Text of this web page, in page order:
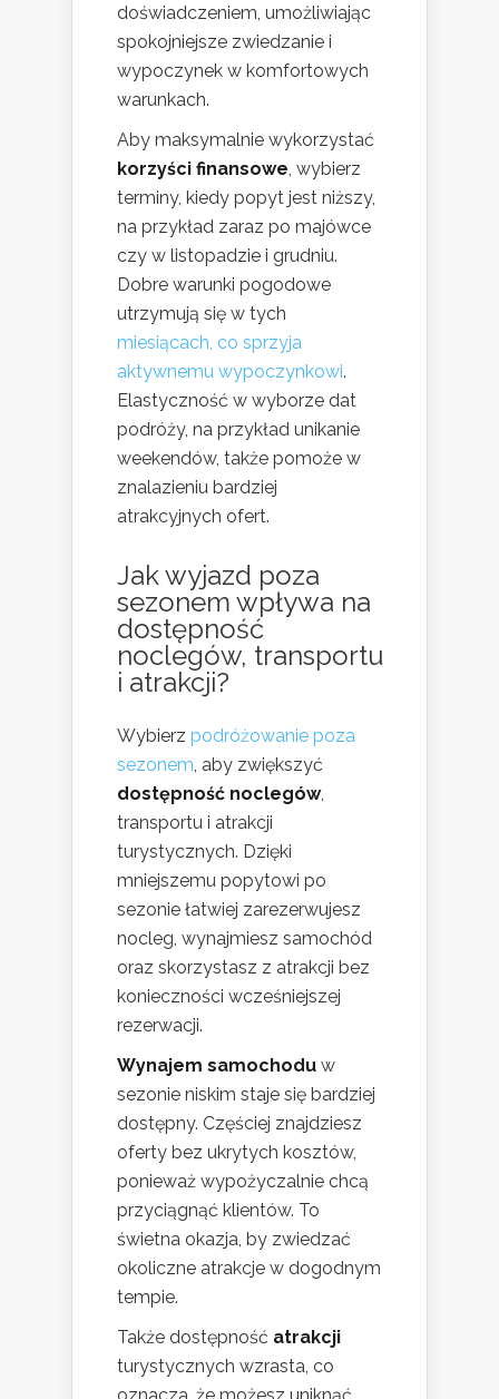
doświadczeniem, umożliwiając
spokojniejsze zwiedzanie i
wypoczynek w komfortowych
warunkach.
Aby maksymalnie wykorzystać
korzyści finansowe , wybierz
terminy, kiedy popyt jest niższy,
na przykład zaraz po majówce
czy w listopadzie i grudniu.
Dobre warunki pogodowe
utrzymują się w tych
miesiącach, co sprzyja
aktywnemu wypoczynkowi.
Elastyczność w wyborze dat
podróży, na przykład unikanie
weekendów, także pomoże w
znalazieniu bardziej
atrakcyjnych ofert.
Jak wyjazd poza
sezonem wpływa na
dostępność
noclegów, transportu
i atrakcji?
Wybierz podróżowanie poza
sezonem , aby zwiększyć
dostępność noclegów,
transportu i atrakcji
turystycznych. Dzięki
mniejszemu popytowi po
sezonie łatwiej zarezerwujesz
nocleg, wynajmiesz samochód
oraz skorzystasz z atrakcji bez
konieczności wcześniejszej
rezerwacji.
Wynajem samochodu w
sezonie niskim staje się bardziej
dostępny. Częściej znajdziesz
oferty bez ukrytych kosztów,
ponieważ wypożyczalnie chcą
przyciągnąć klientów. To
świetna okazja, by zwiedzać
okoliczne atrakcje w dogodnym
tempie.
Także dostępność atrakcji
turystycznych wzrasta, co
oznacza, że możesz uniknąć